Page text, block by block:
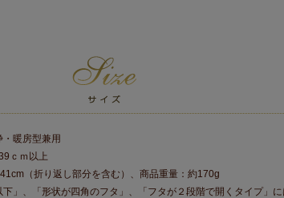
・暖房型兼用
ｃｍ以上
（折り返し部分を含む）、商品重量：約170g
」、「形状が四角のフタ」、「フタが２段階で開くタイプ」